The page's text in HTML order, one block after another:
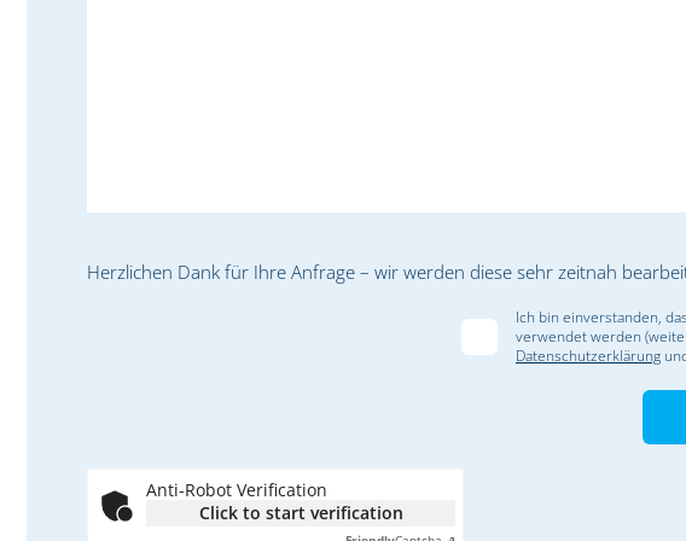
Herzlichen Dank für Ihre Anfrage – wir werden diese sehr zeitnah
Ich bin einverstanden,
verwendet werden
Datenschutzerklärung
Anti-Robot Verification
Click to start verification